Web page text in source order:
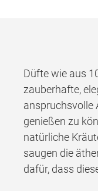
Düfte wie aus
zauberhafte,
anspruchsvolle
genießen zu
natürliche
saugen die
dafür, dass